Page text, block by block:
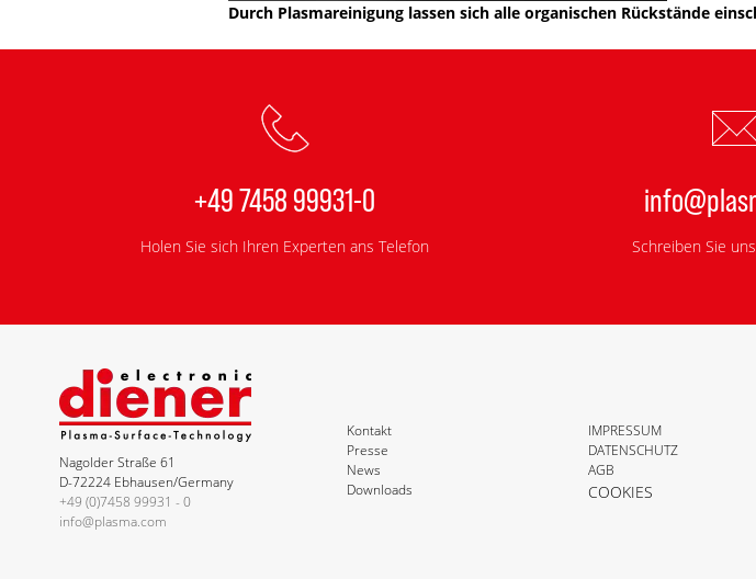
Durch Plasmareinigung lassen sich alle organischen Rückstände
+49 7458 99931-0
Holen Sie sich Ihren Experten ans Telefon Schreiben Sie
Nagolder Straße 61
D-72224 Ebhausen/Germany
+49 (0)7458 99931 - 0
info@plasma.com
Kontakt
Presse
News
Downloads
IMPRESSUM
DATENSCHUTZ
AGB
COOKIES